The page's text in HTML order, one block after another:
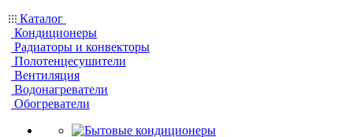
Каталог
Кондиционеры
Радиаторы и конвекторы
Полотенцесушители
Вентиляция
Водонагреватели
Обогреватели